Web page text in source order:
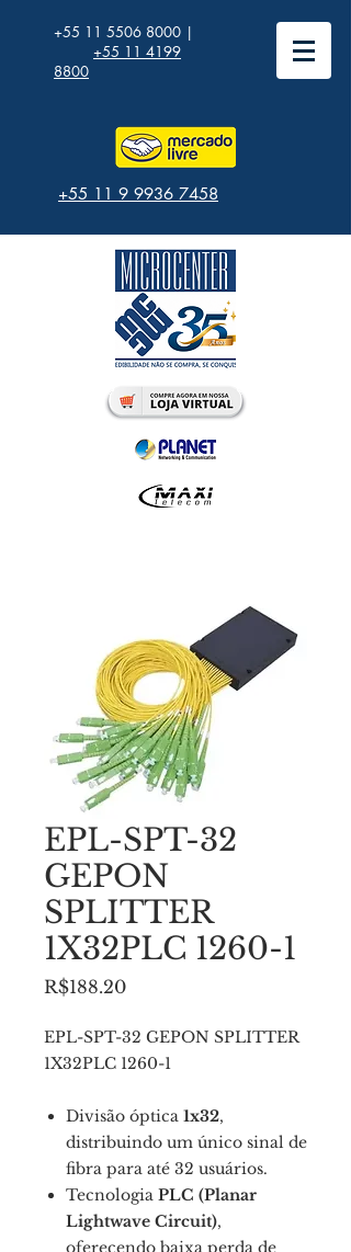
+55 11 5506 8000 |
+55 11 4199
8800
+55 11 9 9936 7458
EPL-SPT-32
GEPON
SPLITTER
1X32PLC 1260-1
R$188.20Price
EPL-SPT-32 GEPON SPLITTER
1X32PLC 1260-1
Divisão óptica 1x32,
distribuindo um único sinal de
fibra para até 32 usuários.
Tecnologia PLC (Planar
Lightwave Circuit),
oferecendo baixa perda de